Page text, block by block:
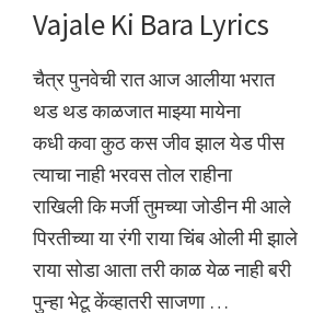
Vajale Ki Bara Lyrics
चैत्र पुनवेची रात आज आलीया भरात
थड थड काळजात माझ्या मायेना
कधी कवा कुठ कस जीव झाल येड पीस
त्याचा नाही भरवस तोल राहीना
राखिली कि मर्जी तुमच्या जोडीन मी आले
पिरतीच्या या रंगी राया चिंब ओली मी झाले
राया सोडा आता तरी काळ येळ नाही बरी
पुन्हा भेटू केंव्हातरी साजणा …